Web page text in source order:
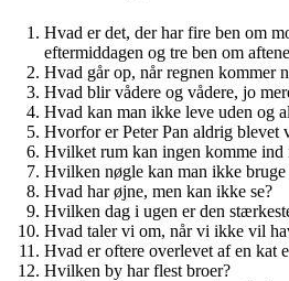
Hvad er det, der har fire ben om
eftermiddagen og tre ben om
Hvad går op, når regnen kommer
Hvad blir vådere og vådere, jo
Hvad kan man ikke leve uden og
Hvorfor er Peter Pan aldrig blevet
Hvilket rum kan ingen komme ind
Hvilken nøgle kan man ikke bruge
Hvad har øjne, men kan ikke se?
Hvilken dag i ugen er den
Hvad taler vi om, når vi ikke vil
Hvad er oftere overlevet af en kat
Hvilken by har flest broer?